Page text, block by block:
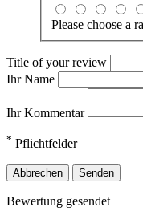
Please choose a
Title of your review
Ihr Name
Ihr Kommentar
* Pflichtfelder
Abbrechen Senden
Bewertung gesendet